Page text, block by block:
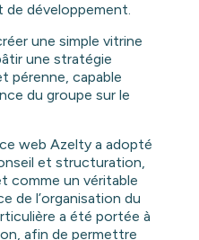
développement.
une simple vitrine
une stratégie
pérenne, capable
du groupe sur le
web Azelty a adopté
et structuration,
comme un véritable
de l’organisation du
a été portée à
afin de permettre